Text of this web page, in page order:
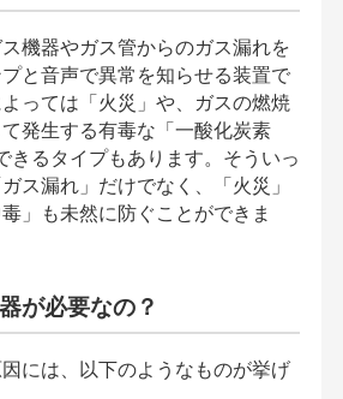
機器やガス管からのガス漏れを
と音声で異常を知らせる装置で
っては「火災」や、ガスの燃焼
発生する有毒な「一酸化炭素
きるタイプもあります。そういっ
ス漏れ」だけでなく、「火災」
」も未然に防ぐことができま
が必要なの？
には、以下のようなものが挙げ